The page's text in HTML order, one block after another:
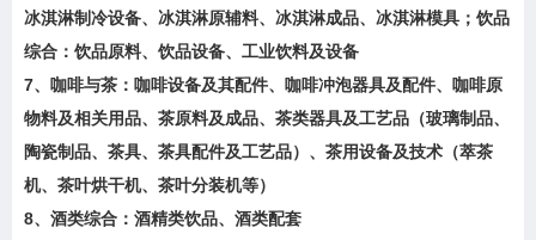
冰淇淋制冷设备、冰淇淋原辅料、冰淇淋成品、冰淇淋模具；饮品
综合：饮品原料、饮品设备、工业饮料及设备
7、咖啡与茶：咖啡设备及其配件、咖啡冲泡器具及配件、咖啡原
物料及相关用品、茶原料及成品、茶类器具及工艺品（玻璃制品、
陶瓷制品、茶具、茶具配件及工艺品）、茶用设备及技术（萃茶
机、茶叶烘干机、茶叶分装机等）
8、酒类综合：酒精类饮品、酒类配套